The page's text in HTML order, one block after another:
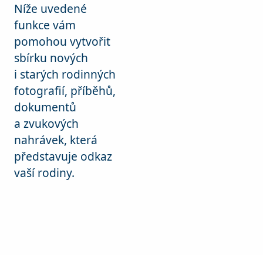
Níže uvedené
funkce vám
pomohou vytvořit
sbírku nových
i starých rodinných
fotografií, příběhů,
dokumentů
a zvukových
nahrávek, která
představuje odkaz
vaší rodiny.